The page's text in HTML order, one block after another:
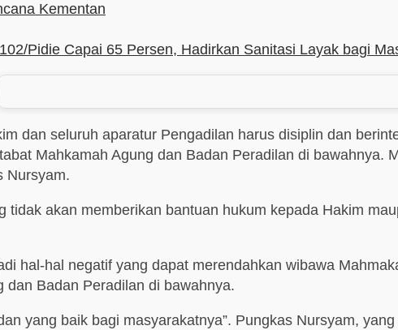
Kementan
Pidie Capai 65 Persen, Hadirkan Sanitasi Layak bagi
dan seluruh aparatur Pengadilan harus disiplin dan
Mahkamah Agung dan Badan Peradilan di bawahnya.
Nursyam.
tidak akan memberikan bantuan hukum kepada Hakim
hal-hal negatif yang dapat merendahkan wibawa
dan Badan Peradilan di bawahnya.
yang baik bagi masyarakatnya”. Pungkas Nursyam,